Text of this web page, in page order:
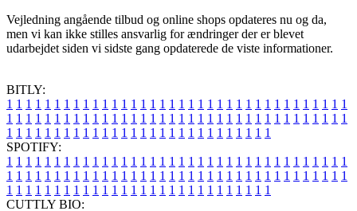
Vejledning angående tilbud og online shops opdateres nu og da,
men vi kan ikke stilles ansvarlig for ændringer der er blevet
udarbejdet siden vi sidste gang opdaterede de viste informationer.
BITLY:
1 1 1 1 1 1 1 1 1 1 1 1 1 1 1 1 1 1 1 1 1 1 1 1 1 1 1 1 1 1 1 1 1 1 1 1
1 1 1 1 1 1 1 1 1 1 1 1 1 1 1 1 1 1 1 1 1 1 1 1 1 1 1 1 1 1 1 1 1 1 1 1
1 1 1 1 1 1 1 1 1 1 1 1 1 1 1 1 1 1 1 1 1 1 1 1 1 1 1 1
SPOTIFY:
1 1 1 1 1 1 1 1 1 1 1 1 1 1 1 1 1 1 1 1 1 1 1 1 1 1 1 1 1 1 1 1 1 1 1 1
1 1 1 1 1 1 1 1 1 1 1 1 1 1 1 1 1 1 1 1 1 1 1 1 1 1 1 1 1 1 1 1 1 1 1 1
1 1 1 1 1 1 1 1 1 1 1 1 1 1 1 1 1 1 1 1 1 1 1 1 1 1 1 1
CUTTLY BIO: